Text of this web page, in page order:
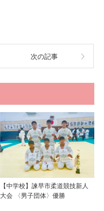
次の記事
【中学校】諫早市柔道競技新人
大会 〈男子団体〉優勝